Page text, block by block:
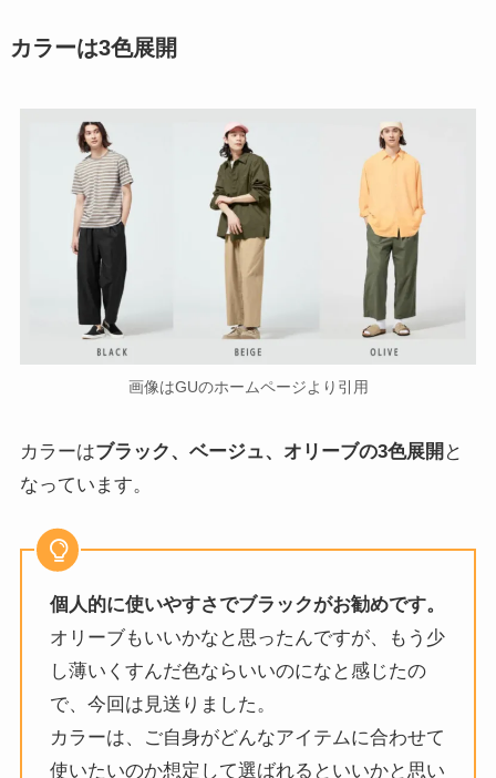
カラーは3色展開
画像はGUのホームページより引用
カラーはブラック、ベージュ、オリーブの3色展開 と
なっています。
個人的に使いやすさでブラックがお勧めです。
オリーブもいいかなと思ったんですが、もう少
し薄いくすんだ色ならいいのになと感じたの
で、今回は見送りました。
カラーは、ご自身がどんなアイテムに合わせて
使いたいのか想定して選ばれるといいかと思い